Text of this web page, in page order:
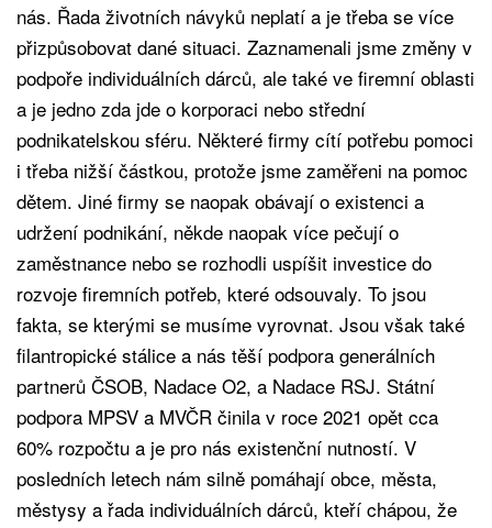
nás. Řada životních návyků neplatí a je třeba se více
přizpůsobovat dané situaci. Zaznamenali jsme změny v
podpoře individuálních dárců, ale také ve firemní oblasti
a je jedno zda jde o korporaci nebo střední
podnikatelskou sféru. Některé firmy cítí potřebu pomoci
i třeba nižší částkou, protože jsme zaměřeni na pomoc
dětem. Jiné firmy se naopak obávají o existenci a
udržení podnikání, někde naopak více pečují o
zaměstnance nebo se rozhodli uspíšit investice do
rozvoje firemních potřeb, které odsouvaly. To jsou
fakta, se kterými se musíme vyrovnat. Jsou však také
filantropické stálice a nás těší podpora generálních
partnerů ČSOB, Nadace O2, a Nadace RSJ. Státní
podpora MPSV a MVČR činila v roce 2021 opět cca
60% rozpočtu a je pro nás existenční nutností. V
posledních letech nám silně pomáhají obce, města,
městysy a řada individuálních dárců, kteří chápou, že